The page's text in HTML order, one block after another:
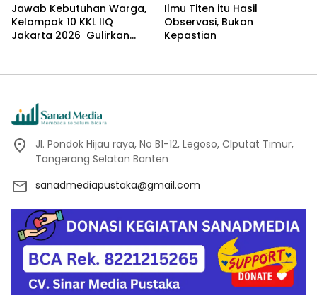
Jawab Kebutuhan Warga,
Kelompok 10 KKL IIQ
Jakarta 2026 Gulirkan
Ilmu Titen itu Hasil
Observasi, Bukan
Kepastian
Jl. Pondok Hijau raya, No B1-12, Legoso, CIputat Timur,
Tangerang Selatan Banten
sanadmediapustaka@gmail.com